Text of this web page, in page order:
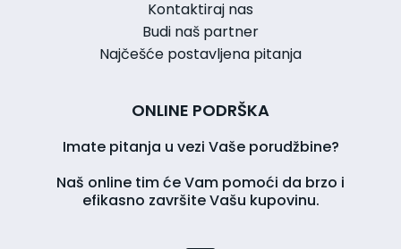
Kontaktiraj nas
Budi naš partner
Najčešće postavljena pitanja
ONLINE PODRŠKA
Imate pitanja u vezi Vaše porudžbine?
Naš online tim će Vam pomoći da brzo i
efikasno završite Vašu kupovinu.